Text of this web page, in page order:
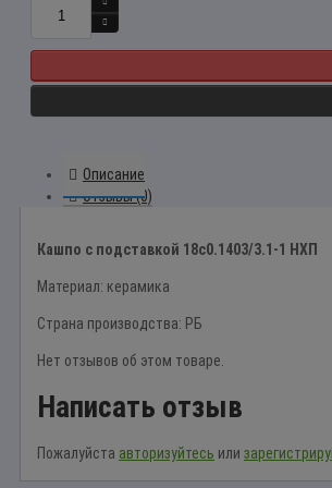
Описание
Отзывы (0)
Кашпо с подставкой 18с0.1403/3.1-1 НХП
Материал: керамика
Страна производства: РБ
Нет отзывов об этом товаре.
Написать отзыв
Пожалуйста авторизуйтесь или